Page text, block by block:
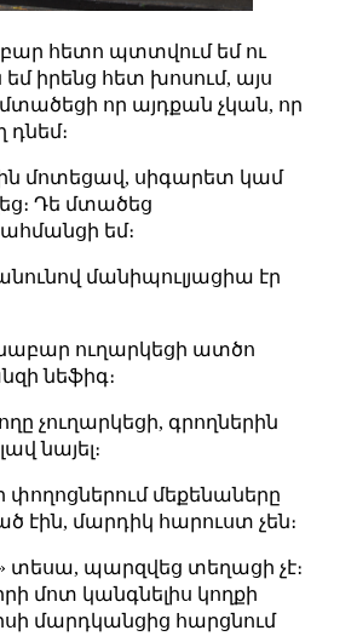
հետո պտտվում եմ ու
եմ իրենց հետ խոսում, այս
որ այդքան չկան, որ
դնեմ։
մոտեցավ, սիգարետ կամ
Դե մտածեց
եմ։
մանիպուլյացիա էր
ուղարկեցի ատծո
նեֆիգ։
չուղարկեցի, գրողներին
նայել։
փողոցներում մեքենաները
էին, մարդիկ հարուստ չեն։
տեսա, պարզվեց տեղացի չէ։
մոտ կանգնելիս կողքի
մարդկանցից հարցնում